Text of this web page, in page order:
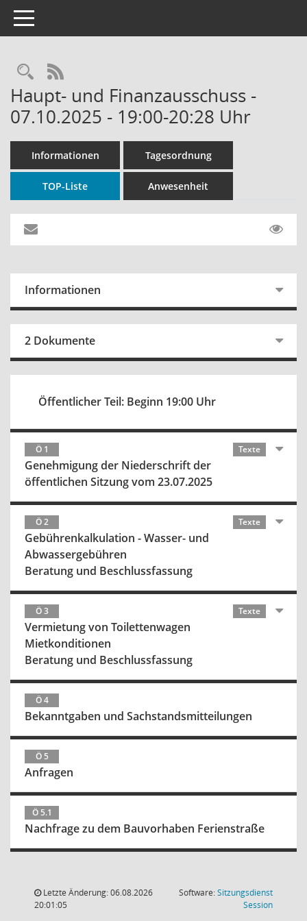
Toggle navigation
Rechercheauswahl
RSS-Feed
Haupt- und Finanzausschuss -
07.10.2025 - 19:00-20:28 Uhr
Informationen Tagesordnung
TOP-Liste Anwesenheit
Informationen
2 Dokumente
Öffentlicher Teil: Beginn 19:00 Uhr
Ö 1 Texte
Genehmigung der Niederschrift der
öffentlichen Sitzung vom 23.07.2025
Ö 2 Texte
Gebührenkalkulation - Wasser- und
Abwassergebühren
Beratung und Beschlussfassung
Ö 3 Texte
Vermietung von Toilettenwagen
Mietkonditionen
Beratung und Beschlussfassung
Ö 4
Bekanntgaben und Sachstandsmitteilungen
Ö 5
Anfragen
Ö 5.1
Nachfrage zu dem Bauvorhaben Ferienstraße
Letzte Änderung: 06.08.2026
20:01:05
Software:Sitzungsdienst
Session(Wird in